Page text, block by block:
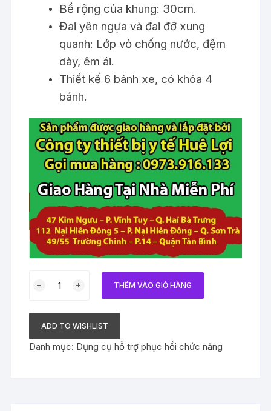
Bề rộng của khung: 30cm.
Đai yên ngựa và đai đỡ xung
quanh: Lớp vỏ chống nước, đệm
dày, êm ái.
Thiết kế 6 bánh xe, có khóa 4
bánh.
cho
yếu,
THÊM VÀO GIỎ HÀNG
ADD TO WISHLIST
Danh mục: Dụng cụ hỗ trợ phục hồi chức năng